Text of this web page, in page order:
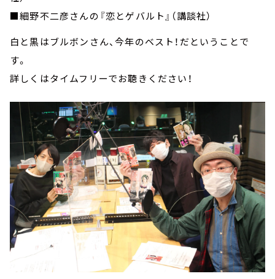
■細野不二彦さんの『恋とゲバルト』（講談社）
白と黒はブルボンさん、今年のベスト！だということで
す。
詳しくはタイムフリーでお聴きください！